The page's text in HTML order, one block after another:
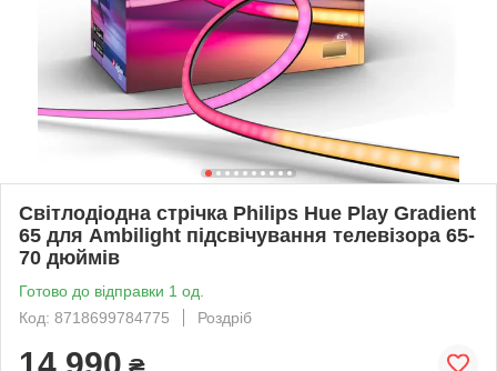
Світлодіодна стрічка Philips Hue Play Gradient
65 для Ambilight підсвічування телевізора 65-
70 дюймів
Готово до відправки 1 од.
Код: 8718699784775
Роздріб
14 990